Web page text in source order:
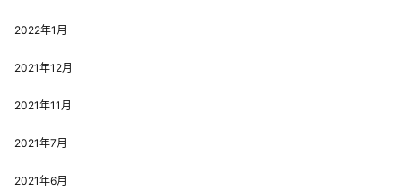
2022年1月
2021年12月
2021年11月
2021年7月
2021年6月